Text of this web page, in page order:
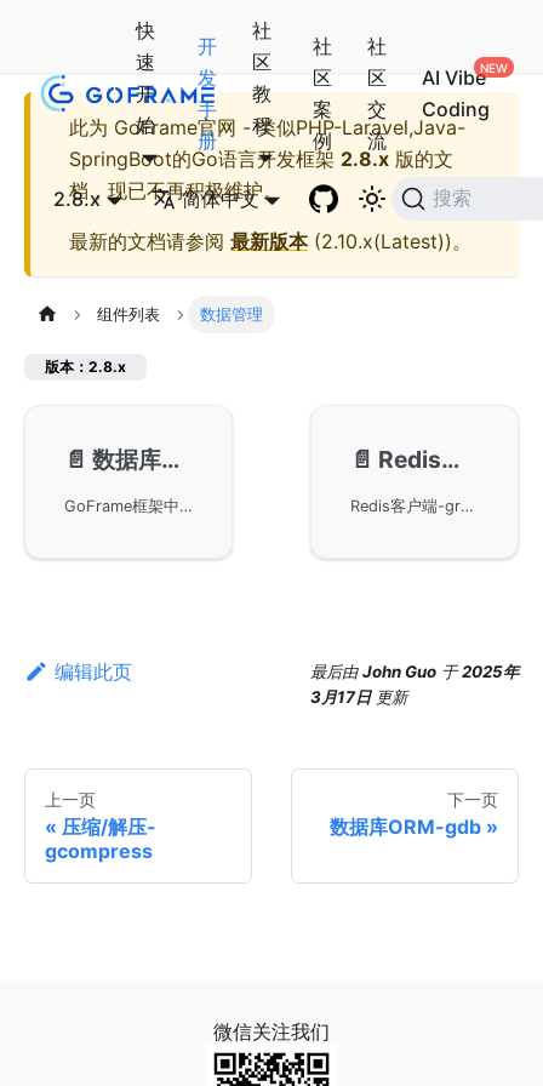
快
速
开
始
开
发
手
册
社
区
教
程
社
区
案
例
社
区
交
流
AI Vibe
Coding
2.8.x 简体中文 搜索
此为 GoFrame官网 - 类似PHP-Laravel,Java-
SpringBoot的Go语言开发框架 2.8.x 版的文
档，现已不再积极维护。
最新的文档请参阅 最新版本(2.10.x(Latest))。
组件列表 数据管理
版本：2.8.x
📄️ 数据库ORM-gdb
GoFrame框架中的gdb模块，该模块是实现数据库ORM功能的核心组件，负责高效的数据操作与管理。在GoFrame框架中，gdb扮演着至关重要的角色，有助于简化数据库的交互和管理。
📄️ Redis客户端-gredis
Redis客户端-gredis模块旨在通过GoFrame框架提供高效的数据库缓存操作，用户可以探索如何在GoFrame框架下优化Redis相关应用，实现高性能的Redis功能。
编辑此页 最后由John Guo 于2025年
3月17日 更新
上一页
压缩/解压-
gcompress
下一页
数据库ORM-gdb
微信关注我们